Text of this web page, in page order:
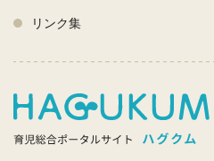
リンク集